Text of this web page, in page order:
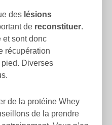
des lésions
de reconstituer.
et sont donc
récupération
Diverses
de la protéine Whey
de la prendre